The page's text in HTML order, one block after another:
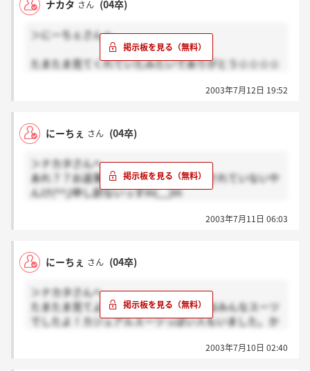
ナカタ さん (04卒)
＞にーちぇさんへ
たまたま見てくれていたみたいでありがとう☆☆☆☆
ルスーツで少し服装で個性を出して挑んでみます◎
策頑張ってみます。。。
ヴィトンの秋採用に挑戦するんですかっ？！是非、応
果教えてもらえば嬉しいです。私もヴィトン受けてみ
たかったのですが、専門学校のため受けられませんで
した…きっとにーちぇさんならヴィトンでもいけそう
それでは、お互い頑張りましょ～う♪
2003年7月12日 19:52
にーちぇ さん (04卒)
＞ナカタさんへ
あれ？？お返事したのに・・。カキコされていないや
んけ(^^;)申し訳ないっすm(__)m
説明会はみなさんスーツでしたよ！！私はリクスーで
た★私は開襟シャツで、7センチピンヒール！
筆記の点数が通過の鍵だと思います！！頑張って～～
ちなみに脱リクしたにーちぇですが、ヴィトンの秋採
用に挑戦します！！普通の大学だから微妙ですが、気
合入れていきます！！お互い頑張りましょう！！
2003年7月11日 06:03
にーちぇ さん (04卒)
＞ナカタさんへ
たまたま見てよかった！！説明会の時はみんなスーツ
でしたよ！カジュアルスーツっぽい人もいました。か
けど開襟シャツでプールサイドの7センチヒールで行
2003年7月10日 02:40